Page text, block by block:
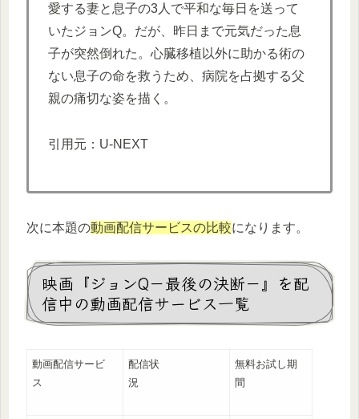
愛する妻と息子の3人で平和な毎日を送って
いたジョンQ。だが、昨日まで元気だった息
子が突然倒れた。心臓移植以外に助かる術の
ない息子の命を救うため、病院を占拠する父
親の痛切な姿を描く。
引用元：U-NEXT
次に本題の動画配信サービスの比較になります。
映画『ジョンQ－最後の決断－』を配
信中の動画配信サービス一覧
動画配信サービ
ス
配信状
況
無料お試し期
間